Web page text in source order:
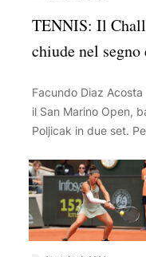
TENNIS: Il
chiude nel
Facundo Diaz
il San Marino Open,
Poljicak in due set.
ritorno nella Top 100